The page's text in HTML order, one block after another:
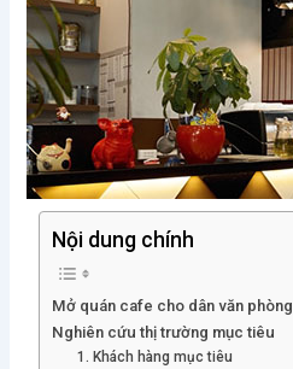
Nội dung chính
Mở quán cafe cho dân văn phòng
Nghiên cứu thị trường mục tiêu
1. Khách hàng mục tiêu